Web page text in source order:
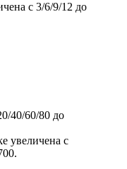
с 3/6/9/12 до
40/60/80 до
увеличена с